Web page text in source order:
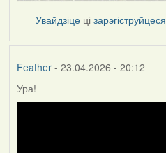
Увайдзіце цізарэгіструйцеся
Feather- 23.04.2026 - 20:12
Ура!